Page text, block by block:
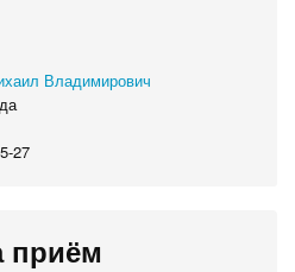
Владимирович
27
приём